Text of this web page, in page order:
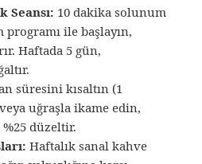
Seansı: 10 dakika solunum
programı ile başlayın,
Haftada 5 gün,
süresini kısaltın (1
uğraşla ikame edin,
düzeltir.
Haftalık sanal kahve